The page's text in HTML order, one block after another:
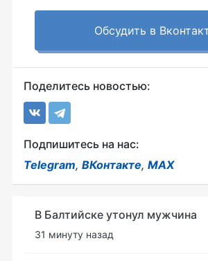
Обсудить в
Поделитесь новостью:
Подпишитесь на нас:
Telegram, ВКонтакте, MAX
В Балтийске утонул мужчина
31 минуту назад